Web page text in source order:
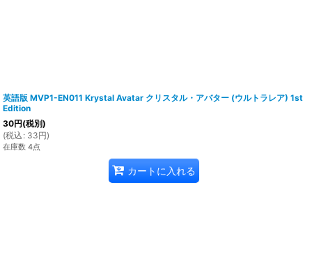
英語版 MVP1-EN011 Krystal Avatar クリスタル・アバター (ウルトラレア) 1st
Edition
30円(税別)
(税込 : 33円)
在庫数 4点
カートに入れる